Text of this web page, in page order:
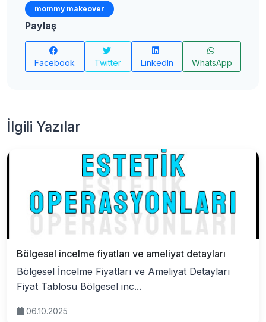
mommy makeover
Paylaş
Facebook Twitter LinkedIn WhatsApp
İlgili Yazılar
Bölgesel incelme fiyatları ve ameliyat detayları
Bölgesel İncelme Fiyatları ve Ameliyat Detayları
Fiyat Tablosu Bölgesel inc...
06.10.2025